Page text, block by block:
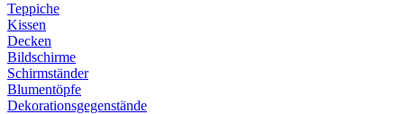
Teppiche
Kissen
Decken
Bildschirme
Schirmständer
Blumentöpfe
Dekorationsgegenstände